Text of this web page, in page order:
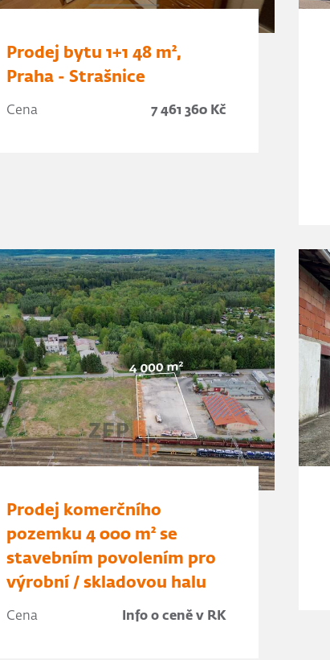
Prodej bytu 1+1 48 m²,
Praha - Strašnice
Cena 7 461 360 Kč
Prodej komerčního
pozemku 4 000 m² se
stavebním povolením pro
výrobní / skladovou halu
Cena Info o ceně v RK